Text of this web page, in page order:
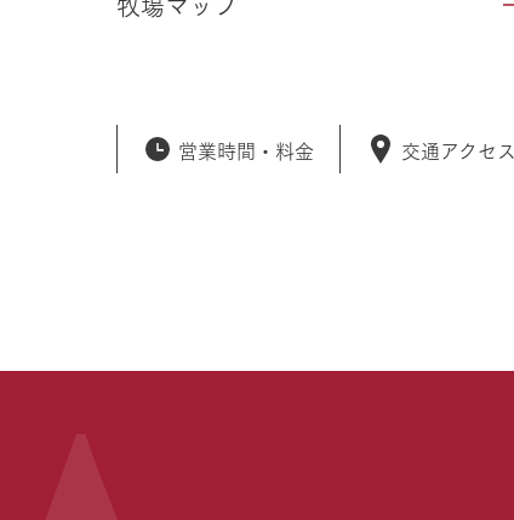
営業時間・料金 交通アクセス